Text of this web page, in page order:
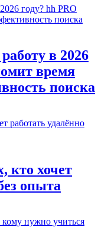
в 2026
время
поиска
кто хочет
опыта